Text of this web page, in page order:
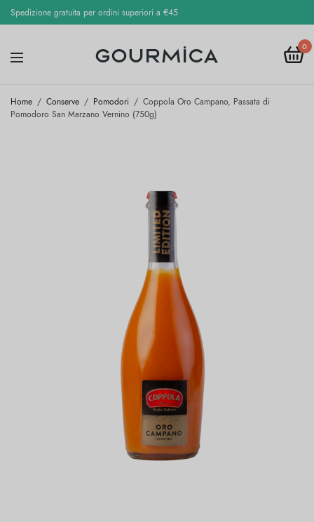
Spedizione gratuita per ordini superiori a €45
0
Home / Conserve / Pomodori / Coppola Oro Campano, Passata di
Pomodoro San Marzano Vernino (750g)